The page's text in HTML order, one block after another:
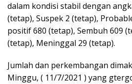
dalam kondisi stabil dengan
(tetap), Suspek 2 (tetap),
positif 680 (tetap), Sembuh 609
(tetap), Meninggal 29 (tetap).
Jumlah dan perkembangan
Minggu, ( 11/7/2021 ) yang